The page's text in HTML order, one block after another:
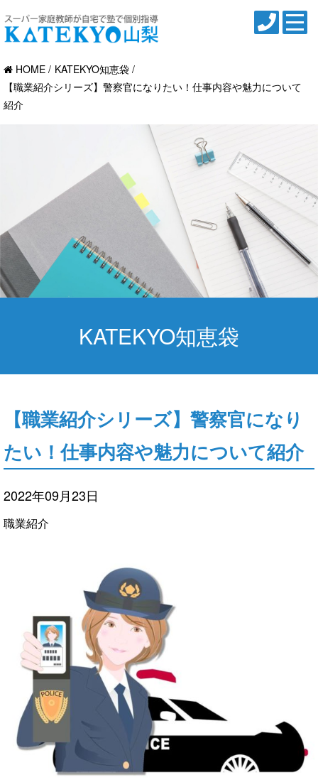
HOME
KATEKYO知恵袋
【職業紹介シリーズ】警察官になりたい！仕事内容や魅力について
紹介
KATEKYO知恵袋
【職業紹介シリーズ】警察官になり
たい！仕事内容や魅力について紹介
2022年09月23日
職業紹介